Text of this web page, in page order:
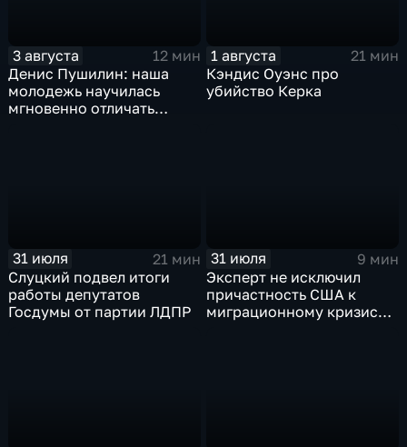
3 августа
12 мин
Денис Пушилин: наша
молодежь научилась
мгновенно отличать
1 августа
21 мин
Кэндис Оуэнс про
убийство Керка
31 июля
21 мин
Слуцкий подвел итоги
работы депутатов
Госдумы от партии ЛДПР
31 июля
9 мин
Эксперт не исключил
причастность США к
миграционному кризису в